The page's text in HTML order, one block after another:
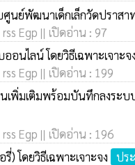
ย์พัฒนาเด็กเล็กวัดปราสาท
Egp || เปิดอ่าน : 97
นไลน์ โดยวิธีเฉพาะเจาะจง
Egp || เปิดอ่าน : 199
มเติมพร้อมบันทึกลงระบบ
Egp || เปิดอ่าน : 196
โดยวิธีเฉพาะเจาะจง ปร